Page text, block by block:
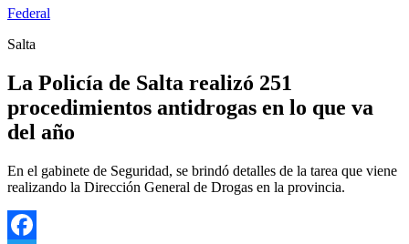
Federal
Salta
La Policía de Salta realizó 251
procedimientos antidrogas en lo que va
del año
En el gabinete de Seguridad, se brindó detalles de la tarea que viene
realizando la Dirección General de Drogas en la provincia.